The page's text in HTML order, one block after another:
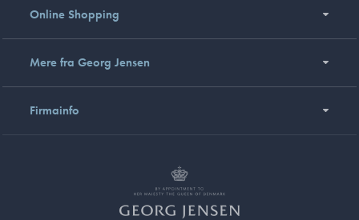
Online Shopping
Mere fra Georg Jensen
Firmainfo